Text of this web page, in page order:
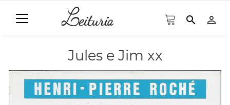
search person_outline
Jules e Jim xx